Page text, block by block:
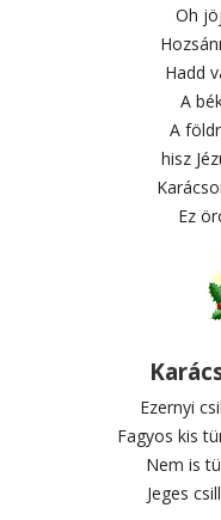
Oh
Hadd
A
A
hisz
Ez
Ezernyi
Fagyos kis
Nem is
Jeges